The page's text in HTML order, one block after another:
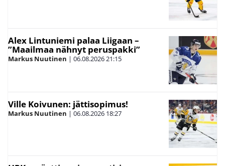
Alex Lintuniemi palaa Liigaan –
”Maailmaa nähnyt peruspakki”
Markus Nuutinen | 06.08.202621:15
Ville Koivunen: jättisopimus!
Markus Nuutinen | 06.08.2026 18:27